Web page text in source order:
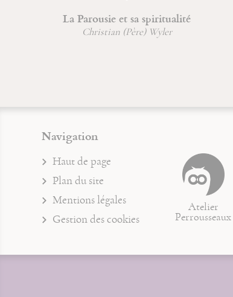
La Parousie et sa spiritualité
Christian (Père) Wyler
Navigation
Haut de page
Plan du site
Mentions légales
Gestion des cookies
Atelier
Perrousseaux